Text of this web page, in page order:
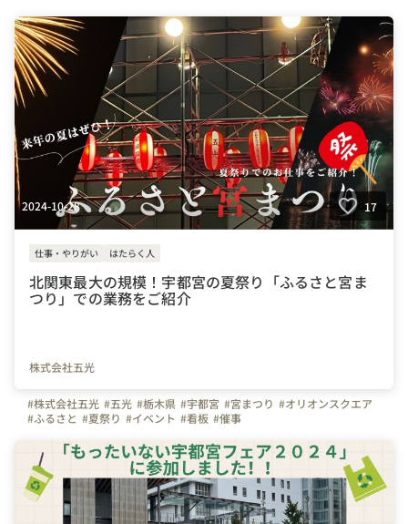
#世界遺産日光
#ニコニコ本陣 #入社エントリー
2024-10-28 17
仕事・やりがい はたらく人
北関東最大の規模！宇都宮の夏祭り「ふるさと宮ま
つり」での業務をご紹介
株式会社五光
#株式会社五光 #五光 #栃木県 #宇都宮 #宮まつり #オリオンスクエア
#ふるさと #夏祭り #イベント #看板 #催事